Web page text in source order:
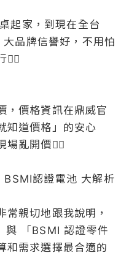
起家，到現在全台
品牌信譽好，不用怕
，價格資訊在鼎威官
知道價格」的安心
亂開價👍🏻
BSMI認證電池 大解析
常親切地跟我說明，
「BSMI 認證零件
和需求選擇最合適的